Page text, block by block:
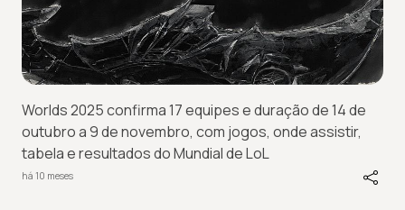
Worlds 2025 confirma 17 equipes e duração de 14 de
outubro a 9 de novembro, com jogos, onde assistir,
tabela e resultados do Mundial de LoL
há 10 meses